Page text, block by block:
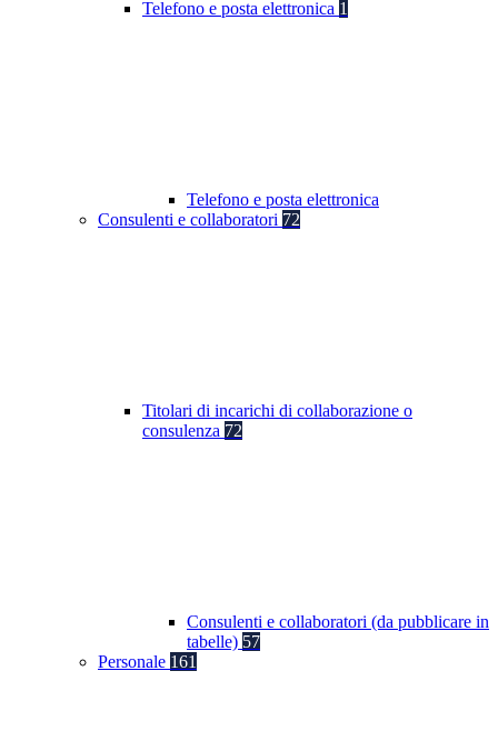
Telefono e posta elettronica 1
Telefono e posta elettronica
Consulenti e collaboratori 72
Titolari di incarichi di collaborazione o
consulenza 72
Consulenti e collaboratori (da pubblicare in
tabelle) 57
Personale 161